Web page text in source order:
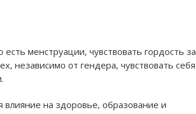
менструации, чувствовать гордость за
независимо от гендера, чувствовать себя
влияние на здоровье, образование и